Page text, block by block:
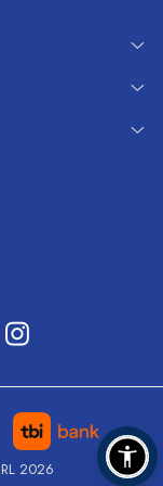
ciclurile
2026